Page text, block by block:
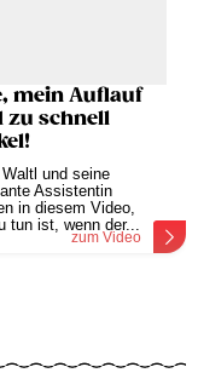
mein Auflauf
zu schnell
und seine
Assistentin
in diesem Video,
tun ist, wenn der...
zum Video